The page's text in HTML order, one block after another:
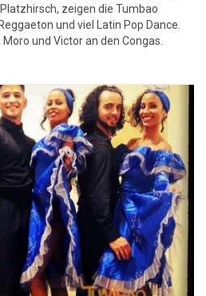
zeigen die Tumbao
und viel Latin Pop Dance.
und Victor an den Congas.